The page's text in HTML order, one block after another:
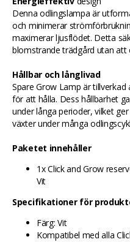
Denna odlingslampa är
och minimerar
maximerar ljusflödet. Detta
blomstrande trädgård utan att
Hållbar och långlivad
Spare Grow Lamp är
för att hålla. Dess hållbarhet
under långa perioder, vilket
växter under många
Paketet innehåller
1x Click and Grow
Vit
Specifikationer för
Färg: Vit
Kompatibel med alla